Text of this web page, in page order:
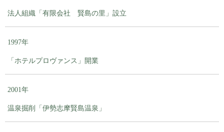
法人組織「有限会社 賢島の里」設立
1997年
「ホテルプロヴァンス」開業
2001年
温泉掘削「伊勢志摩賢島温泉」